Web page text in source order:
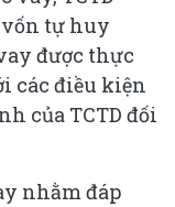
tự huy
được thực
các điều kiện
của TCTD đối
nhằm đáp